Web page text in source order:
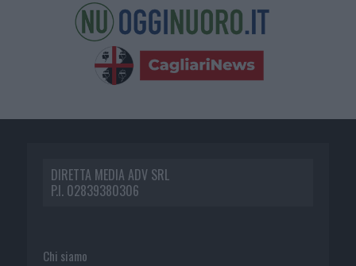
DIRETTA MEDIA ADV SRL
P.I. 02839380306
Chi siamo